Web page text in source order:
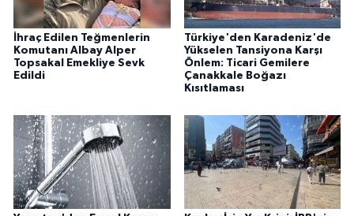
İhraç Edilen Teğmenlerin
Komutanı Albay Alper
Topsakal Emekliye Sevk
Edildi
Türkiye'den Karadeniz'de
Yükselen Tansiyona Karşı
Önlem: Ticari Gemilere
Çanakkale Boğazı
Kısıtlaması